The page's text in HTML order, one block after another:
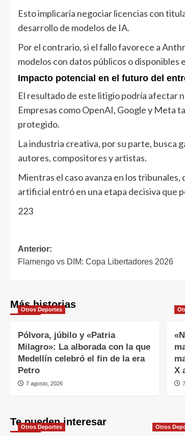
Esto implicaría negociar licencias con
desarrollo de modelos de IA.
Por el contrario, si el fallo favorece a
modelos con datos públicos o
Impacto potencial en el futuro del
El resultado de este litigio podría afectar
Empresas como OpenAI, Google y Meta
protegido.
La industria creativa, por su parte, busca
autores, compositores y artistas.
Mientras el caso avanza en los
artificial entró en una etapa decisiva que
223
Anterior:
Flamengo vs DIM: Copa Libertadores 2026
Más historias
Otros Deportes
Pólvora, júbilo y «Patria
Milagro»: La alborada con la que
Medellín celebró el fin de la era
Petro
7 agosto, 2026
X
Te pueden interesar
Otros Deportes Otros